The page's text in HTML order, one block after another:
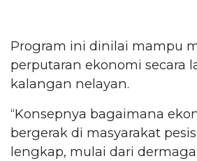
Program ini dinilai mampu
perputaran ekonomi secara
kalangan nelayan.
“Konsepnya bagaimana
bergerak di masyarakat
lengkap, mulai dari